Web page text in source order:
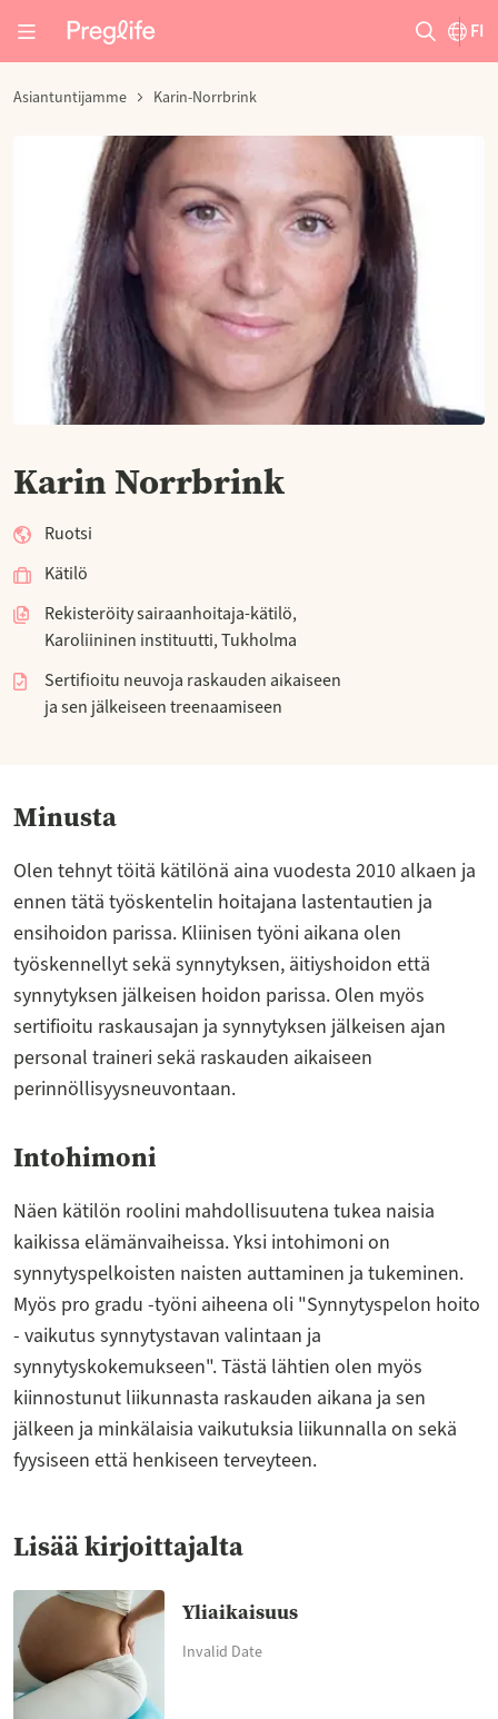
FI
Asiantuntijamme Karin-Norrbrink
Karin Norrbrink
Ruotsi
Kätilö
Rekisteröity sairaanhoitaja-kätilö,
Karoliininen instituutti, Tukholma
Sertifioitu neuvoja raskauden aikaiseen
ja sen jälkeiseen treenaamiseen
Minusta
Olen tehnyt töitä kätilönä aina vuodesta 2010 alkaen ja
ennen tätä työskentelin hoitajana lastentautien ja
ensihoidon parissa. Kliinisen työni aikana olen
työskennellyt sekä synnytyksen, äitiyshoidon että
synnytyksen jälkeisen hoidon parissa. Olen myös
sertifioitu raskausajan ja synnytyksen jälkeisen ajan
personal traineri sekä raskauden aikaiseen
perinnöllisyysneuvontaan.
Intohimoni
Näen kätilön roolini mahdollisuutena tukea naisia
kaikissa elämänvaiheissa. Yksi intohimoni on
synnytyspelkoisten naisten auttaminen ja tukeminen.
Myös pro gradu -työni aiheena oli "Synnytyspelon hoito
- vaikutus synnytystavan valintaan ja
synnytyskokemukseen". Tästä lähtien olen myös
kiinnostunut liikunnasta raskauden aikana ja sen
jälkeen ja minkälaisia vaikutuksia liikunnalla on sekä
fyysiseen että henkiseen terveyteen.
Lisää kirjoittajalta
Yliaikaisuus
Invalid Date